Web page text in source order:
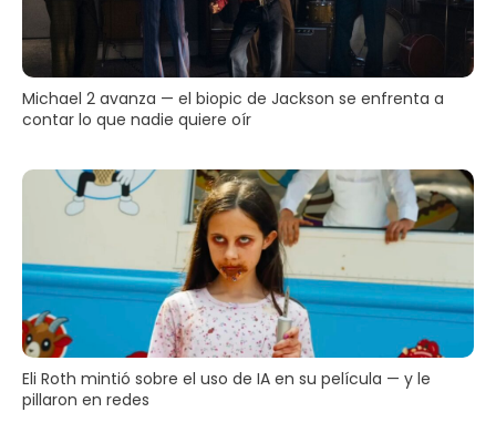
Michael 2 avanza — el biopic de Jackson se enfrenta a
contar lo que nadie quiere oír
Eli Roth mintió sobre el uso de IA en su película — y le
pillaron en redes